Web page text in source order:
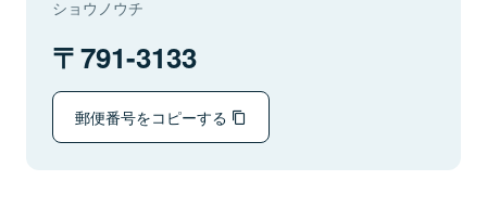
ショウノウチ
791-3133
郵便番号をコピーする